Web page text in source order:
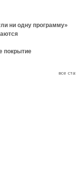
ни одну программу»
покрытие
все